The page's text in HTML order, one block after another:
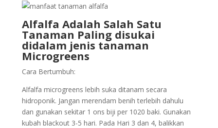
Alfalfa Adalah Salah Satu
Tanaman Paling disukai
didalam jenis tanaman
Microgreens
Cara Bertumbuh:
Alfalfa microgreens lebih suka ditanam secara
hidroponik. Jangan merendam benih terlebih dahulu
dan gunakan sekitar 1 ons biji per 1020 baki. Gunakan
kubah blackout 3-5 hari. Pada Hari 3 dan 4, balikkan